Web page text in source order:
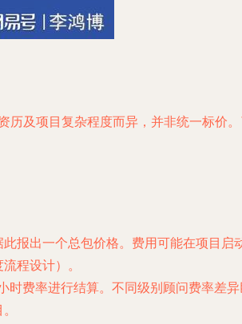
及项目复杂程度而异，并非统一标价
报出一个总包价格。费用可能在项目启
程设计）。
时费率进行结算。不同级别顾问费率差